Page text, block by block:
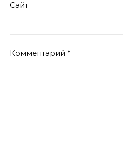
Сайт
Комментарий *